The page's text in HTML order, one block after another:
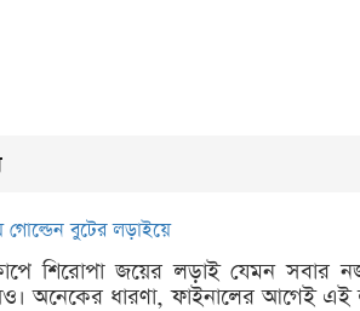
গোল্ডেন বুটের লড়াইয়ে
শিরোপা জয়ের লড়াই যেমন সবার
অনেকের ধারণা, ফাইনালের আগেই